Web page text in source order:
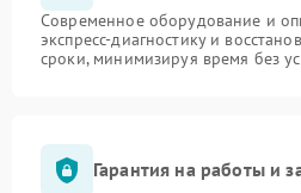
Современное оборудование и
экспресс-диагностику и
сроки, минимизируя время без
Гарантия на работы и